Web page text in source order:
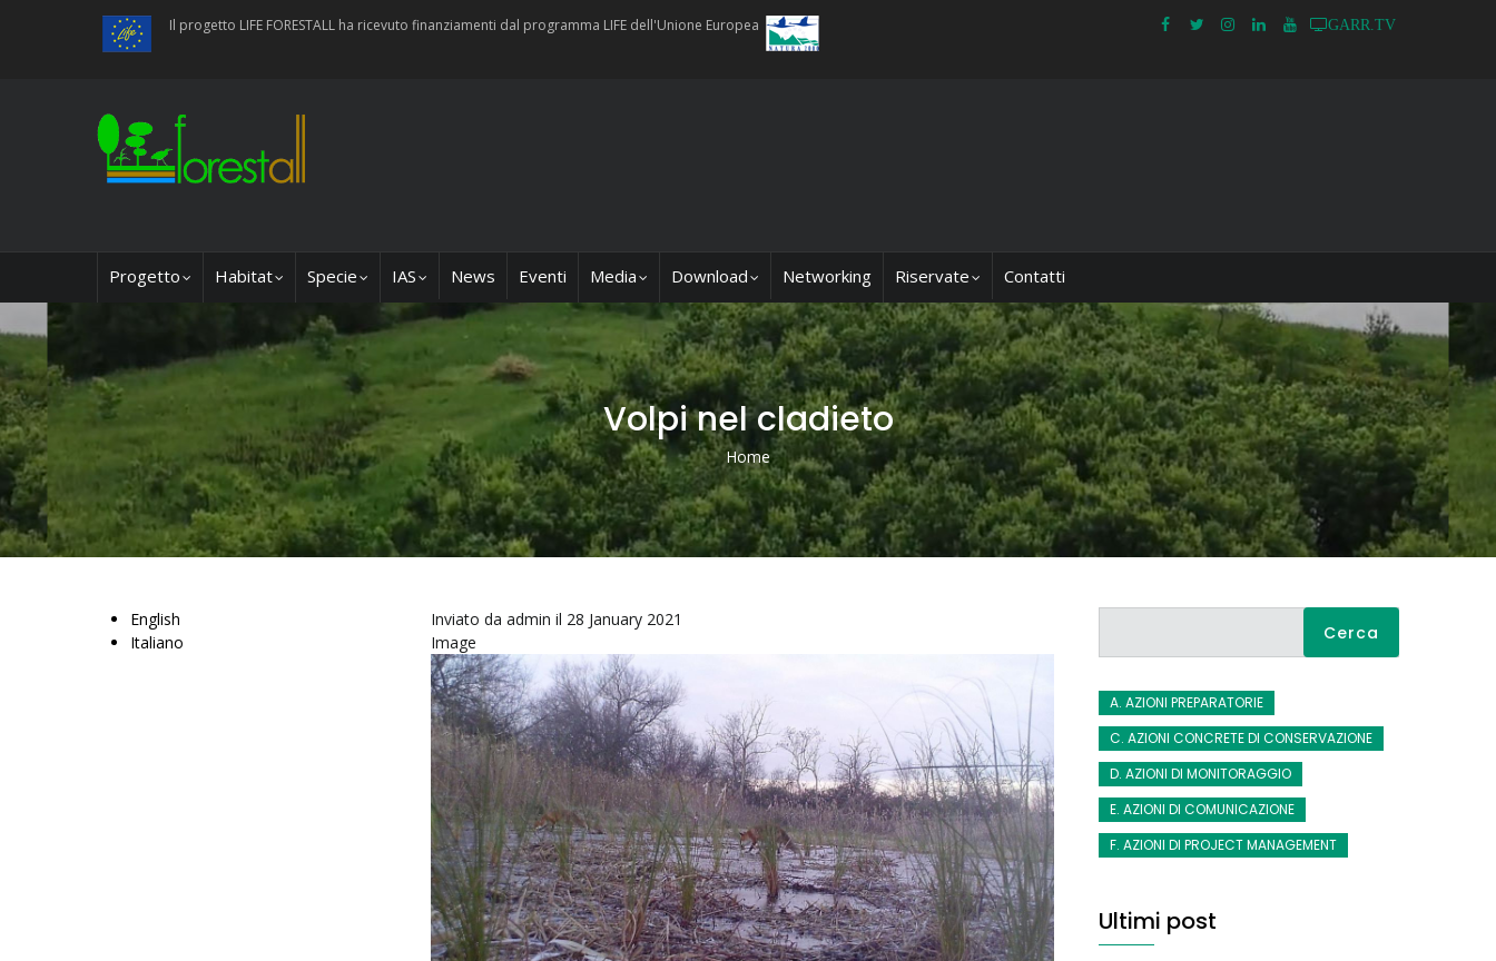
Il progetto LIFE FORESTALL ha ricevuto finanziamenti dal programma LIFE dell'Unione Europea GARR.TV
Main
navigation
Progetto Habitat Specie IAS News Eventi Media Download Networking Riservate Contatti
Volpi nel cladieto
Briciole
Di
Pane
Home
Inviato da admin il 28 January 2021
Image
English
Italiano
A. AZIONI PREPARATORIE
C. AZIONI CONCRETE DI CONSERVAZIONE
D. AZIONI DI MONITORAGGIO
E. AZIONI DI COMUNICAZIONE
F. AZIONI DI PROJECT MANAGEMENT
Ultimi post